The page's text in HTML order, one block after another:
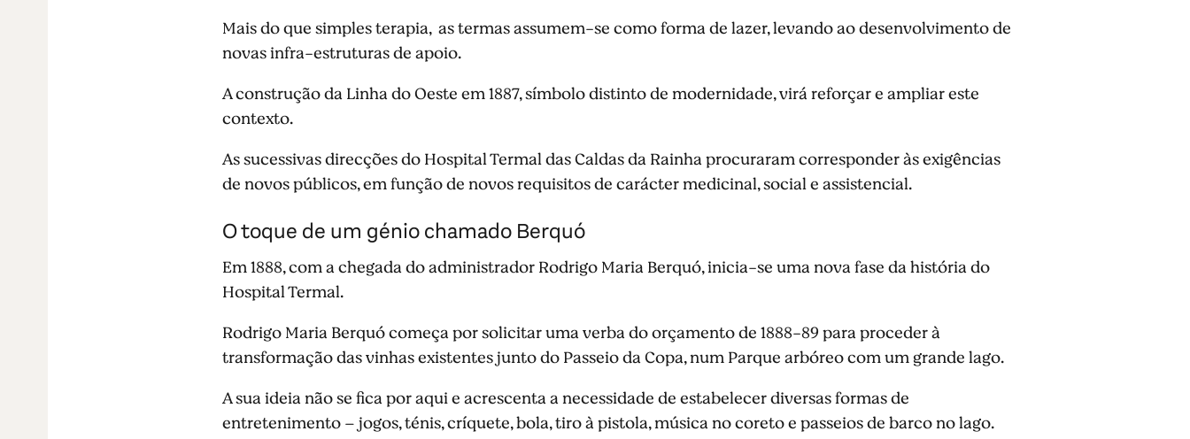
Mais do que simples terapia, as termas assumem-se como forma de lazer, levando ao desenvolvimento de
novas infra-estruturas de apoio.
A construção da Linha do Oeste em 1887, símbolo distinto de modernidade, virá reforçar e ampliar este
contexto.
As sucessivas direcções do Hospital Termal das Caldas da Rainha procuraram corresponder às exigências
de novos públicos, em função de novos requisitos de carácter medicinal, social e assistencial.
O toque de um génio chamado Berquó
Em 1888, com a chegada do administrador Rodrigo Maria Berquó, inicia-se uma nova fase da história do
Hospital Termal.
Rodrigo Maria Berquó começa por solicitar uma verba do orçamento de 1888-89 para proceder à
transformação das vinhas existentes junto do Passeio da Copa, num Parque arbóreo com um grande lago.
A sua ideia não se fica por aqui e acrescenta a necessidade de estabelecer diversas formas de
entretenimento – jogos, ténis, críquete, bola, tiro à pistola, música no coreto e passeios de barco no lago.